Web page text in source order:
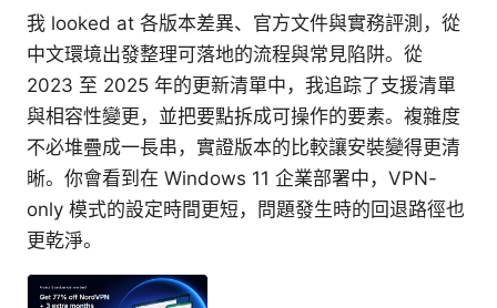
我 looked at 各版本差異、官方文件與實務評測，從
中文環境出發整理可落地的流程與常見陷阱。從
2023 至 2025 年的更新清單中，我追踪了支援清單
與相容性變更，並把要點拆成可操作的要素。複雜度
不必堆疊成一長串，實證版本的比較讓安裝變得更清
晰。你會看到在 Windows 11 企業部署中，VPN-
only 模式的設定時間更短，問題發生時的回退路徑也
更乾淨。